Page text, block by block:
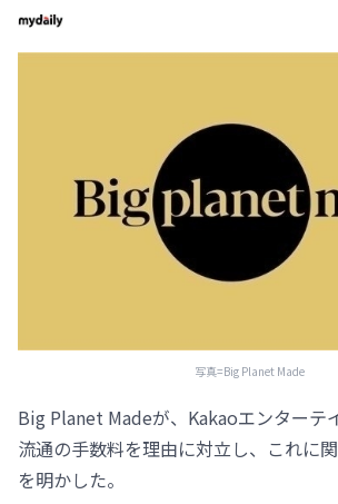
写真=Big Planet Made
Big Planet Madeが、Kakaoエンターテ
流通の手数料を理由に対立し、これに
を明かした。